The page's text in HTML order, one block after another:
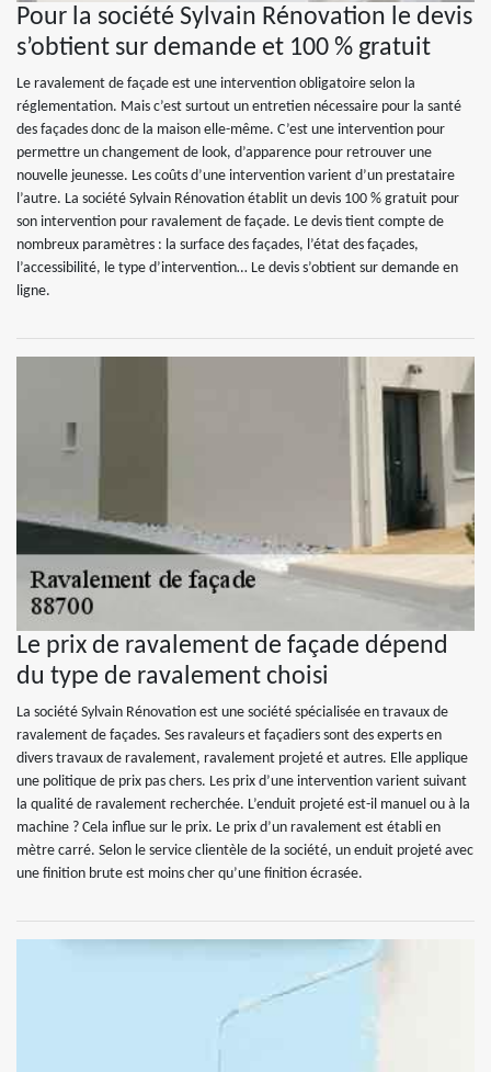
Pour la société Sylvain Rénovation le devis
s’obtient sur demande et 100 % gratuit
Le ravalement de façade est une intervention obligatoire selon la
réglementation. Mais c’est surtout un entretien nécessaire pour la santé
des façades donc de la maison elle-même. C’est une intervention pour
permettre un changement de look, d’apparence pour retrouver une
nouvelle jeunesse. Les coûts d’une intervention varient d’un prestataire
l’autre. La société Sylvain Rénovation établit un devis 100 % gratuit pour
son intervention pour ravalement de façade. Le devis tient compte de
nombreux paramètres : la surface des façades, l’état des façades,
l’accessibilité, le type d’intervention… Le devis s’obtient sur demande en
ligne.
Le prix de ravalement de façade dépend
du type de ravalement choisi
La société Sylvain Rénovation est une société spécialisée en travaux de
ravalement de façades. Ses ravaleurs et façadiers sont des experts en
divers travaux de ravalement, ravalement projeté et autres. Elle applique
une politique de prix pas chers. Les prix d’une intervention varient suivant
la qualité de ravalement recherchée. L’enduit projeté est-il manuel ou à la
machine ? Cela influe sur le prix. Le prix d’un ravalement est établi en
mètre carré. Selon le service clientèle de la société, un enduit projeté avec
une finition brute est moins cher qu’une finition écrasée.